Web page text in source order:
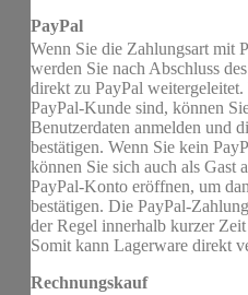
PayPal
Wenn Sie die Zahlungsart mit
werden Sie nach Abschluss
direkt zu PayPal weitergeleitet.
PayPal-Kunde sind, können
Benutzerdaten anmelden und
bestätigen. Wenn Sie kein
können Sie sich auch als Gast
PayPal-Konto eröffnen, um
bestätigen. Die PayPal-
der Regel innerhalb kurzer
Somit kann Lagerware direkt
Rechnungskauf